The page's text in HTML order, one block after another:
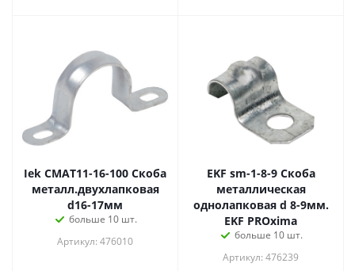
Iek CMAT11-16-100 Скоба
металл.двухлапковая
d16-17мм
больше 10 шт.
Артикул: 476010
EKF sm-1-8-9 Скоба
металлическая
однолапковая d 8-9мм.
EKF PROxima
больше 10 шт.
Артикул: 476239